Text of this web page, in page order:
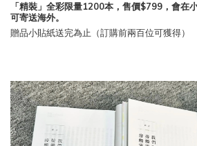
「精裝」全彩限量1200本，售價$799，會在
可寄送海外。
贈品小貼紙送完為止（訂購前兩百位可獲得）